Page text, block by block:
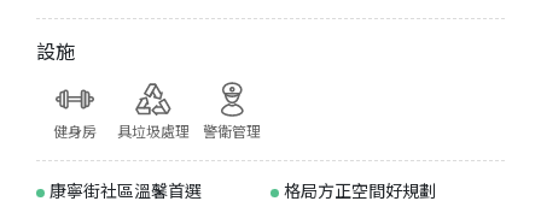
設施
健身房 具垃圾處理 警衛管理
康寧街社區溫馨首選
格局方正空間好規劃